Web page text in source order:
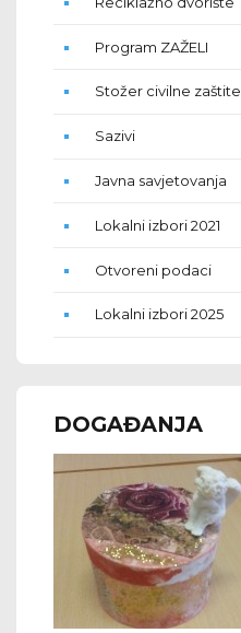
Program ZAŽELI
Stožer civilne zaštite
Sazivi
Javna savjetovanja
Lokalni izbori 2021
Otvoreni podaci
Lokalni izbori 2025
DOGAĐANJA